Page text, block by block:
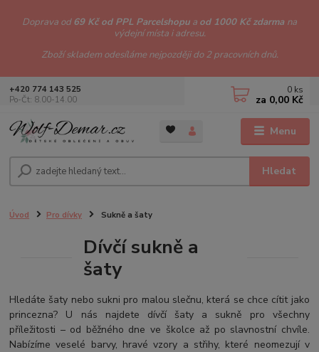
Doprava od69 Kč od PPL Parcelshopu a od 1000 Kč zdarma na
výdejní místa i adresu.
Zboží skladem odesíláme nejpozději do 2 pracovních dnů.
Menu
Hledat
+420 774 143 525
Po-Čt: 8.00-14.00
0 ks
za 0,00 Kč
Úvod Pro dívky Sukně a šaty
Dívčí sukně a
šaty
Hledáte šaty nebo sukni pro malou slečnu, která se chce cítit jako
princezna? U nás najdete dívčí šaty a sukně pro všechny
příležitosti – od běžného dne ve školce až po slavnostní chvíle.
Nabízíme veselé barvy, hravé vzory a střihy, které neomezují v